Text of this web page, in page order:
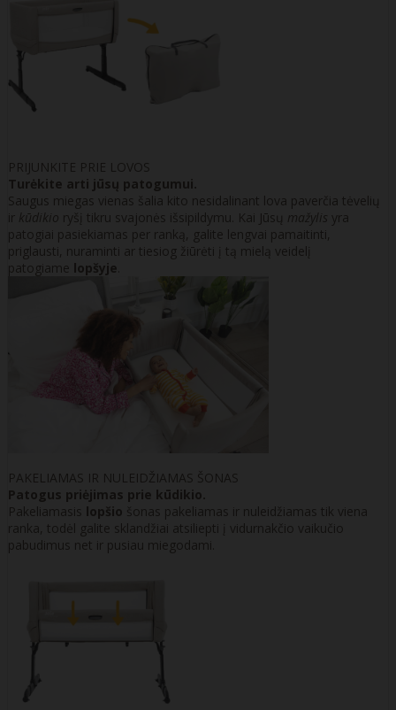
PRIJUNKITE PRIE LOVOS
Turėkite arti jūsų patogumui.
Saugus miegas vienas šalia kito nesidalinant lova paverčia tėvelių
ir kūdikio ryšį tikru svajonės išsipildymu. Kai Jūsų mažylis yra
patogiai pasiekiamas per ranką, galite lengvai pamaitinti,
priglausti, nuraminti ar tiesiog žiūrėti į tą mielą veidelį
patogiame lopšyje
PAKELIAMAS IR NULEIDŽIAMAS ŠONAS
Patogus priėjimas prie kūdikio.
Pakeliamasis lopšio šonas pakeliamas ir nuleidžiamas tik viena
ranka, todėl galite sklandžiai atsiliepti į vidurnakčio vaikučio
pabudimus net ir pusiau miegodami.